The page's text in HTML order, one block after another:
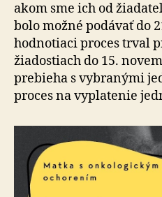
akom sme ich od
bolo možné podávať do
hodnotiaci proces trval
žiadostiach do 15.
prebieha s vybranými
proces na vyplatenie